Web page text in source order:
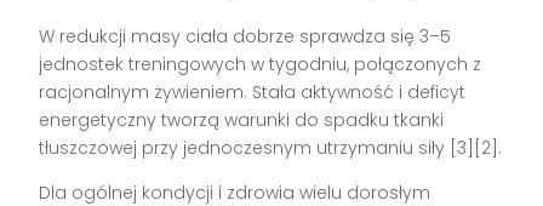
W redukcji masy ciała dobrze sprawdza się 3–5
jednostek treningowych w tygodniu, połączonych z
racjonalnym żywieniem. Stała aktywność i deficyt
energetyczny tworzą warunki do spadku tkanki
tłuszczowej przy jednoczesnym utrzymaniu siły [3][2].
Dla ogólnej kondycji i zdrowia wielu dorosłym